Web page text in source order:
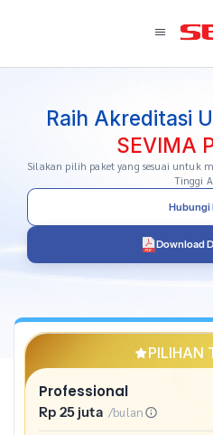
Raih Akreditasi
SEVIMA
Silakan pilih paket yang sesuai untuk
Tinggi
Hubungi
Download
PILIHAN
Professional
Rp 25 juta/bulan